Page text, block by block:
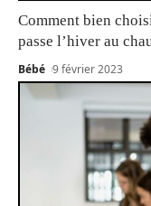
Comment bien
passe l’hiver au
Bébé 9 février 2023